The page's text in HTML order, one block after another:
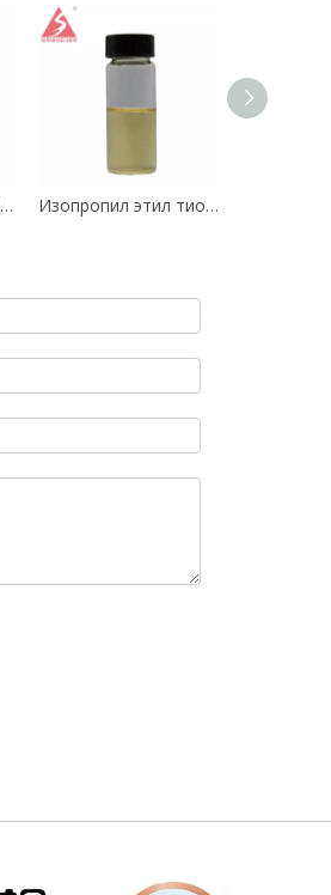
Полиоксиэтиленовый эфир касторового масла CAS 61791-12-6 Изопропил этил тионокарбамат ipetc CAS 141-98-0